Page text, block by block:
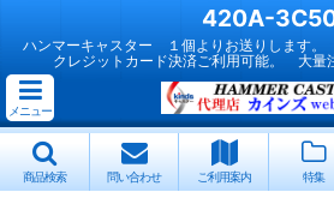
420A-
ハンマーキャスター １個よりお送りします。
クレジットカード決済ご利用可能。 大量
メニュー
商品検索 問い合わせ ご利用案内 特集